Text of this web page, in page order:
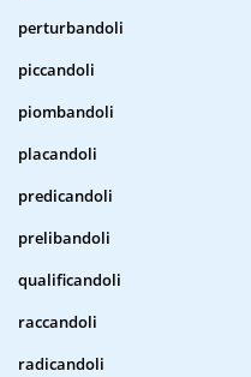
perturbandoli
piccandoli
piombandoli
placandoli
predicandoli
prelibandoli
qualificandoli
raccandoli
radicandoli